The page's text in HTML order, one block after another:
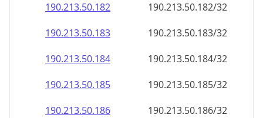
190.213.50.182
190.213.50.182/32
190.213.50.183
190.213.50.183/32
190.213.50.184
190.213.50.184/32
190.213.50.185
190.213.50.185/32
190.213.50.186
190.213.50.186/32